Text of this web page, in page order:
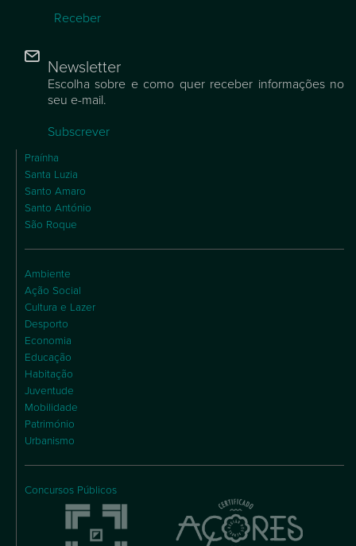
Receber
Newsletter
Escolha sobre e como quer receber informações no
seu e-mail.
Subscrever
Praínha
Santa Luzia
Santo Amaro
Santo António
São Roque
Ambiente
Ação Social
Cultura e Lazer
Desporto
Economia
Educação
Habitação
Juventude
Mobilidade
Património
Urbanismo
Concursos Públicos